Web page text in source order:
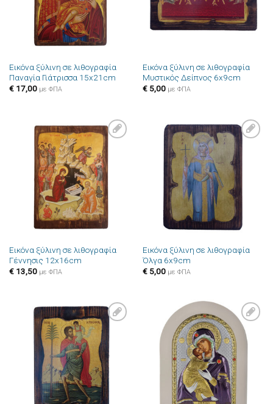
Εικόνα ξύλινη σε λιθογραφία
Παναγία Γιάτρισσα 15x21cm
€17,00 με ΦΠΑ
Εικόνα ξύλινη σε λιθογραφία
Μυστικός Δείπνος 6x9cm
€5,00 με ΦΠΑ
Πρόσθήκη
στην λίστα
επιθυμιών
Εικόνα ξύλινη σε λιθογραφία
Γέννησις 12x16cm
€13,50 με ΦΠΑ
Πρόσθήκη
στην λίστα
επιθυμιών
Εικόνα ξύλινη σε λιθογραφία
Όλγα 6x9cm
€5,00 με ΦΠΑ
Πρόσθήκη
στην λίστα
επιθυμιών
Πρόσθήκη
στην λίστα
επιθυμιών